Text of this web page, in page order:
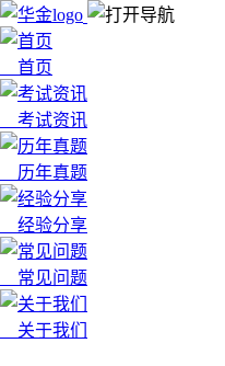
首页
考试资讯
历年真题
经验分享
常见问题
关于我们